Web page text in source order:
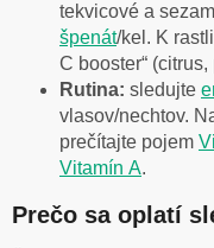
tekvicové a
špenát/kel. K
C booster“ (citrus,
Rutina: sledujte
vlasov/nechtov.
prečítajte pojem
Vitamín A.
Prečo sa oplatí